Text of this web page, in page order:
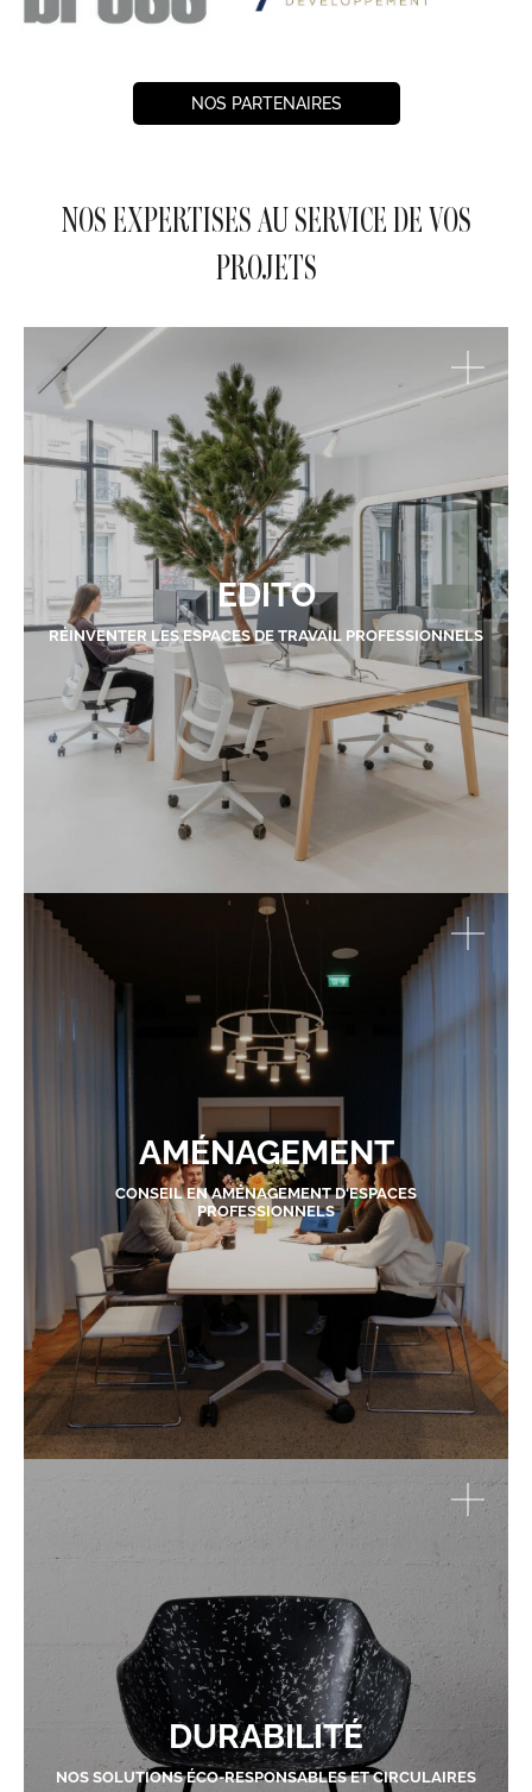
NOS PARTENAIRES
NOS EXPERTISES AU SERVICE DE VOS
PROJETS
EDITO
RÉINVENTER LES ESPACES DE TRAVAIL PROFESSIONNELS
AMÉNAGEMENT
CONSEIL EN AMÉNAGEMENT D'ESPACES
PROFESSIONNELS
DURABILITÉ
NOS SOLUTIONS ÉCO-RESPONSABLES ET CIRCULAIRES